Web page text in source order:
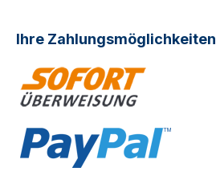
Ihre Zahlungsmöglichkeiten